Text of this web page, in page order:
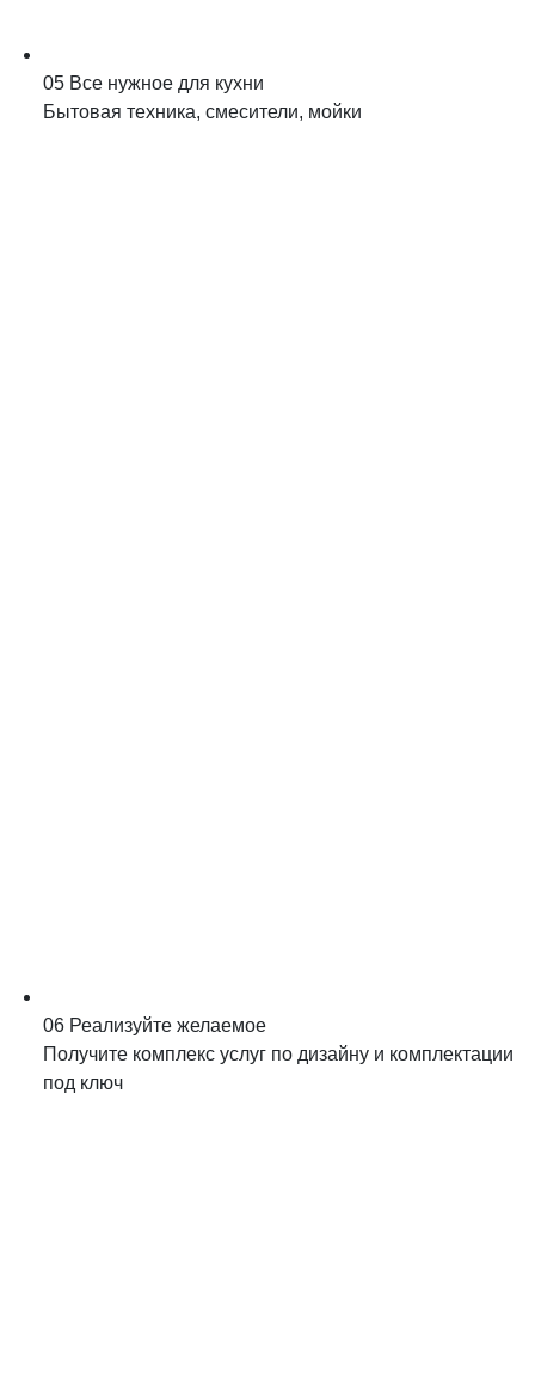
05 Все нужное для кухни
Бытовая техника, смесители, мойки
06 Реализуйте желаемое
Получите комплекс услуг по дизайну и комплектации
под ключ